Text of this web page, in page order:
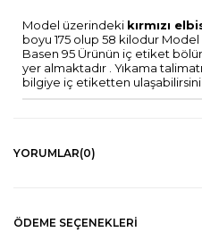
Model üzerindeki kırmızı
boyu 175 olup 58 kilodur
Basen 95 Ürünün iç etiket
yer almaktadır . Yıkama
bilgiye iç etiketten
YORUMLAR(0)
ÖDEME SEÇENEKLERI